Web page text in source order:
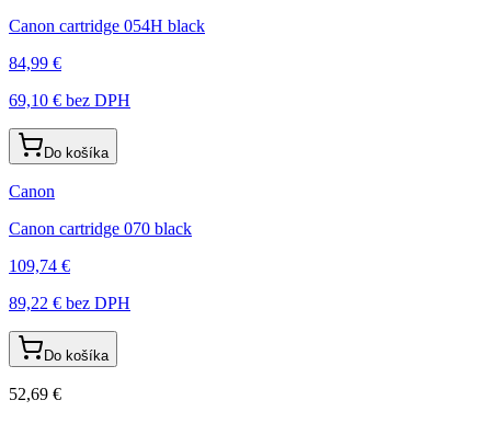
Canon cartridge 054H black
84,99 €
69,10 € bez DPH
Do košíka
Canon
Canon cartridge 070 black
109,74 €
89,22 € bez DPH
Do košíka
52,69 €